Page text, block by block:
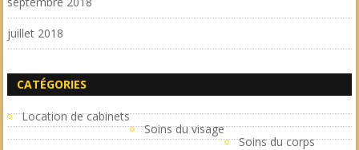
juillet 2018
CATÉGORIES
Location de cabinets
Soins du visage
Soins du corps